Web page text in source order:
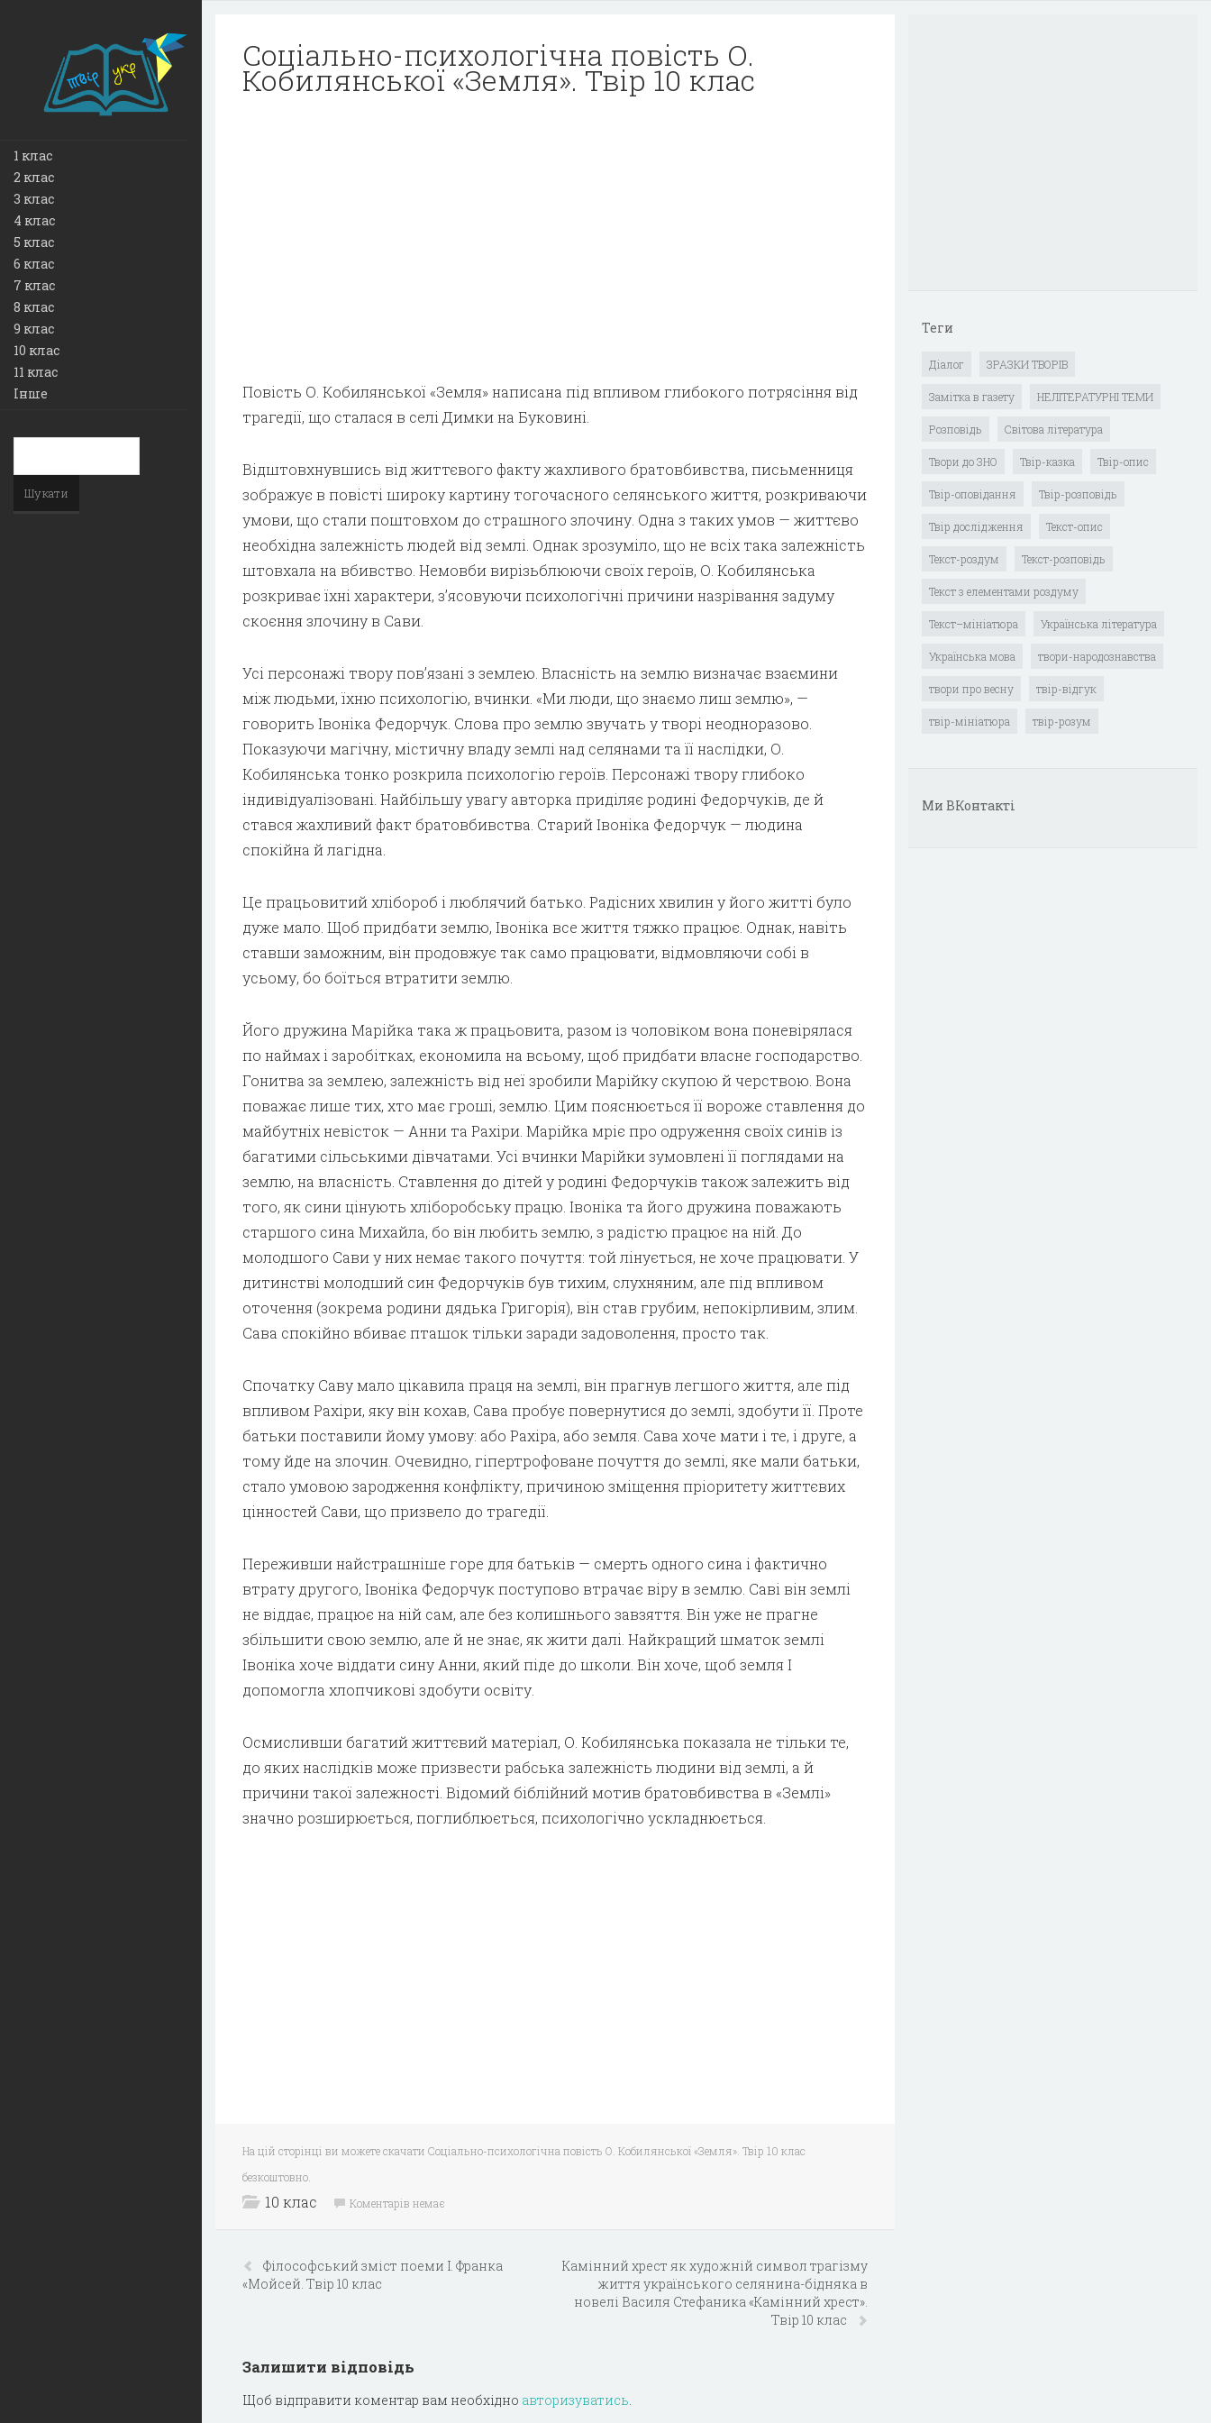
1 клас
2 клас
3 клас
4 клас
5 клас
6 клас
7 клас
8 клас
9 клас
10 клас
11 клас
Інше
Соціально-психологічна повість О.
Кобилянської «Земля». Твір 10 клас
Повість О. Кобилянської «Земля» написана під впливом глибокого потрясіння від
трагедії, що сталася в селі Димки на Буковині.
Відштовхнувшись від життєвого факту жахливого братовбивства, письменниця
зображує в повісті широку картину тогочасного селянського життя, розкриваючи
умови, що стали поштовхом до страшного злочину. Одна з таких умов — життєво
необхідна залежність людей від землі. Однак зрозуміло, що не всіх така залежність
штовхала на вбивство. Немовби вирізьблюючи своїх героїв, О. Кобилянська
розкриває їхні характери, з’ясовуючи психологічні причини назрівання задуму
скоєння злочину в Сави.
Усі персонажі твору пов’язані з землею. Власність на землю визначає взаємини
між людьми, їхню психологію, вчинки. «Ми люди, що знаємо лиш землю», —
говорить Івоніка Федорчук. Слова про землю звучать у творі неодноразово.
Показуючи магічну, містичну владу землі над селянами та її наслідки, О.
Кобилянська тонко розкрила психологію героїв. Персонажі твору глибоко
індивідуалізовані. Найбільшу увагу авторка приділяє родині Федорчуків, де й
стався жахливий факт братовбивства. Старий Івоніка Федорчук — людина
спокійна й лагідна.
Це працьовитий хлібороб і люблячий батько. Радісних хвилин у його житті було
дуже мало. Щоб придбати землю, Івоніка все життя тяжко працює. Однак, навіть
ставши заможним, він продовжує так само працювати, відмовляючи собі в
усьому, бо боїться втратити землю.
Його дружина Марійка така ж працьовита, разом із чоловіком вона поневірялася
по наймах і заробітках, економила на всьому, щоб придбати власне господарство.
Гонитва за землею, залежність від неї зробили Марійку скупою й черствою. Вона
поважає лише тих, хто має гроші, землю. Цим пояснюється її вороже ставлення до
майбутніх невісток — Анни та Рахіри. Марійка мріє про одруження своїх синів із
багатими сільськими дівчатами. Усі вчинки Марійки зумовлені її поглядами на
землю, на власність. Ставлення до дітей у родині Федорчуків також залежить від
того, як сини цінують хліборобську працю. Івоніка та його дружина поважають
старшого сина Михайла, бо він любить землю, з радістю працює на ній. До
молодшого Сави у них немає такого почуття: той лінується, не хоче працювати. У
дитинстві молодший син Федорчуків був тихим, слухняним, але під впливом
оточення (зокрема родини дядька Григорія), він став грубим, непокірливим, злим.
Сава спокійно вбиває пташок тільки заради задоволення, просто так.
Спочатку Саву мало цікавила праця на землі, він прагнув легшого життя, але під
впливом Рахіри, яку він кохав, Сава пробує повернутися до землі, здобути її. Проте
батьки поставили йому умову: або Рахіра, або земля. Сава хоче мати і те, і друге, а
тому йде на злочин. Очевидно, гіпертрофоване почуття до землі, яке мали батьки,
стало умовою зародження конфлікту, причиною зміщення пріоритету життєвих
цінностей Сави, що призвело до трагедії.
Переживши найстрашніше горе для батьків — смерть одного сина і фактично
втрату другого, Івоніка Федорчук поступово втрачає віру в землю. Саві він землі
не віддає, працює на ній сам, але без колишнього завзяття. Він уже не прагне
збільшити свою землю, але й не знає, як жити далі. Найкращий шматок землі
Івоніка хоче віддати сину Анни, який піде до школи. Він хоче, щоб земля І
допомогла хлопчикові здобути освіту.
Осмисливши багатий життєвий матеріал, О. Кобилянська показала не тільки те,
до яких наслідків може призвести рабська залежність людини від землі, а й
причини такої залежності. Відомий біблійний мотив братовбивства в «Землі»
значно розширюється, поглиблюється, психологічно ускладнюється.
На цій сторінці ви можете скачати Соціально-психологічна повість О. Кобилянської «Земля». Твір 10 клас
безкоштовно.
10 клас Коментарів немає
Філософський зміст поеми І. Франка
«Мойсей. Твір 10 клас
Камінний хрест як художній символ трагізму
життя українського селянина-бідняка в
новелі Василя Стефаника «Камінний хрест».
Твір 10 клас
Залишити відповідь
Щоб відправити коментар вам необхідно авторизуватись.
Теги
Діалог ЗРАЗКИ ТВОРІВ
Замітка в газету НЕЛІТЕРАТУРНІ ТЕМИ
Розповідь Світова література
Твори до ЗНО Твір-казка Твір-опис
Твір-оповідання Твір-розповідь
Твір дослідження Текст-опис
Текст-роздум Текст-розповідь
Текст з елементами роздуму
Текст–мініатюра Українська література
Українська мова твори-народознавства
твори про весну твір-відгук
твір-мініатюра твір-розум
Ми ВКонтакті